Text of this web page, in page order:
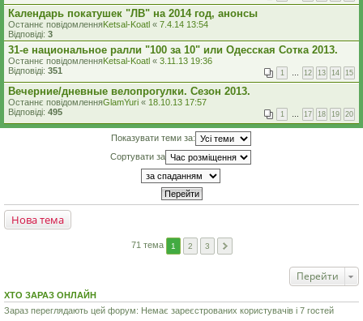
Календарь покатушек "ЛВ" на 2014 год, анонсы
Останнє повідомленняKetsal-Koatl « 7.4.14 13:54
Відповіді: 3
31-е национальное ралли "100 за 10" или Одесская Сотка 2013.
Останнє повідомленняKetsal-Koatl « 3.11.13 19:36
Відповіді: 351 1 … 12 13 14 15
Вечерние/дневные велопрогулки. Сезон 2013.
Останнє повідомленняGlamYuri « 18.10.13 17:57
Відповіді: 495 1 … 17 18 19 20
Показувати теми за:
Сортувати за
Нова тема
71 тема 1 2 3
Перейти
ХТО ЗАРАЗ ОНЛАЙН
Зараз переглядають цей форум: Немає зареєстрованих користувачів і 7 гостей